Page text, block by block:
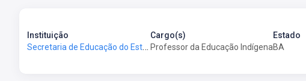
Instituição
Secretaria de Educação do Estado da Bahia - SEC-BA
Cargo(s)
Professor da Educação Indígena
Estado
BA